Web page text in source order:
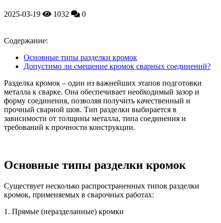
2025-03-19 1032 0
Содержание:
Основные типы разделки кромок
Допустимо ли смещение кромок сварных соединений?
Разделка кромок – один из важнейших этапов подготовки
металла к сварке. Она обеспечивает необходимый зазор и
форму соединения, позволяя получить качественный и
прочный сварной шов. Тип разделки выбирается в
зависимости от толщины металла, типа соединения и
требований к прочности конструкции.
Основные типы разделки кромок
Существует несколько распространенных типов разделки
кромок, применяемых в сварочных работах:
1. Прямые (неразделанные) кромки